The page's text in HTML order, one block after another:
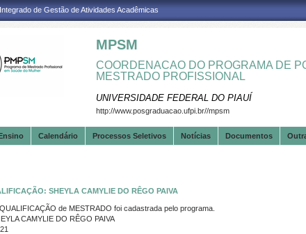
de Gestão de Atividades Acadêmicas
MPSM
COORDENACAO DO PROGRAMA DE
MESTRADO PROFISSIONAL
UNIVERSIDADE FEDERAL DO PIAUÍ
http://www.posgraduacao.ufpi.br//mpsm
Calendário Processos Seletivos Notícias Documentos
SHEYLA CAMYLIE DO RÊGO PAIVA
de MESTRADO foi cadastrada pelo programa.
CAMYLIE DO RÊGO PAIVA